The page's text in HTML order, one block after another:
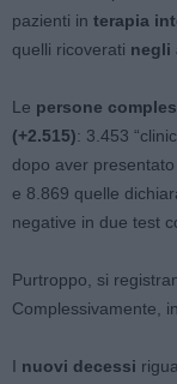
pazienti in terapia
quelli ricoverati negli
Le persone
(+2.515): 3.453
dopo aver presentato
e 8.869 quelle
negative in due test
Purtroppo, si
Complessivamente,
I nuovi decessi